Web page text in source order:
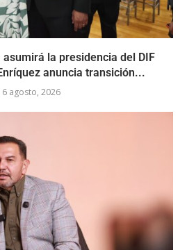
la presidencia del DIF
anuncia transición...
6 agosto, 2026